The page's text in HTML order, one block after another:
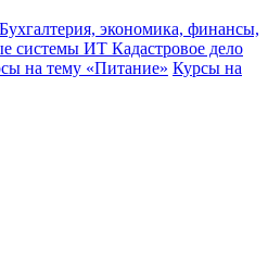
Бухгалтерия, экономика, финансы,
системы ИТ Кадастровое дело
на тему «Питание» Курсы на